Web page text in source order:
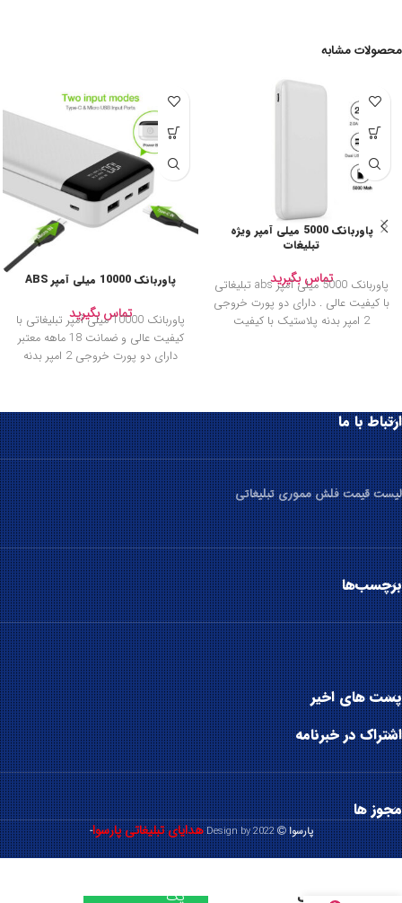
محصولات مشابه
پاوربانک 5000 میلی آمپر ویژه
تبلیغات
تماس بگیرید
پاوربانک 5000 میلی آمپر abs تبلیغاتی
با کیفیت عالی . دارای دو پورت خروجی
2 امپر بدنه پلاستیک با کیفیت
پاوربانک 10000 میلی آمپر ABS
تماس بگیرید
پاوربانک 10000 میلی آمپر تبلیغاتی با
کیفیت عالی و ضمانت 18 ماهه معتبر
دارای دو پورت خروجی 2 امپر بدنه
ارتباط با ما
لیست قیمت فلش مموری تبلیغاتی
برچسب‌ها
پست های اخیر
اشتراک در خبرنامه
مجوز ها
پارسوا 2022 Design by هدایای تبلیغاتی پارسوا-
پاوربانک
پارسوا /
یک